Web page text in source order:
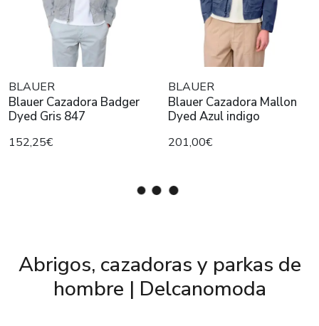
BLAUER
Blauer Cazadora Badger
Dyed Gris 847
152,25€
BLAUER
Blauer Cazadora Mallon
Dyed Azul indigo
201,00€
Abrigos, cazadoras y parkas de
hombre | Delcanomoda